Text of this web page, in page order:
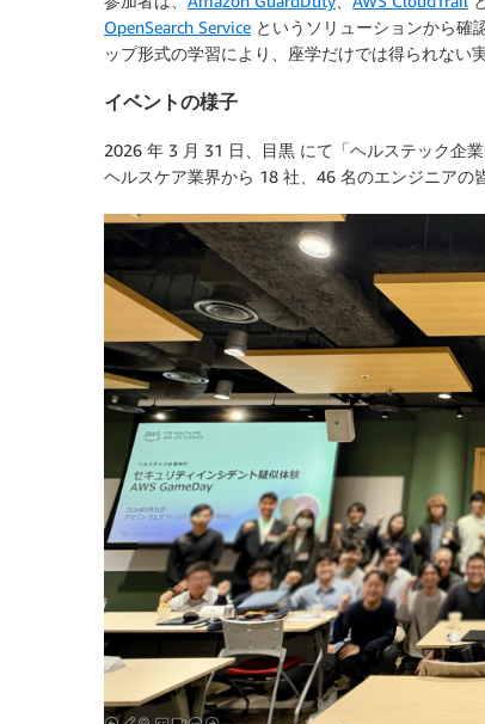
OpenSearch Service というソリューションから確
ップ形式の学習により、座学だけでは得られない
イベントの様子
2026 年 3 月 31 日、目黒 にて「ヘルステック企
ヘルスケア業界から 18 社、46 名のエンジニアの